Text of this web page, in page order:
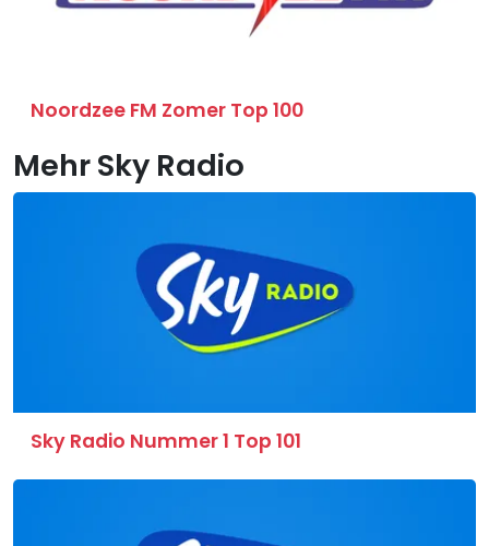
Noordzee FM Zomer Top 100
Mehr Sky Radio
Sky Radio Nummer 1 Top 101